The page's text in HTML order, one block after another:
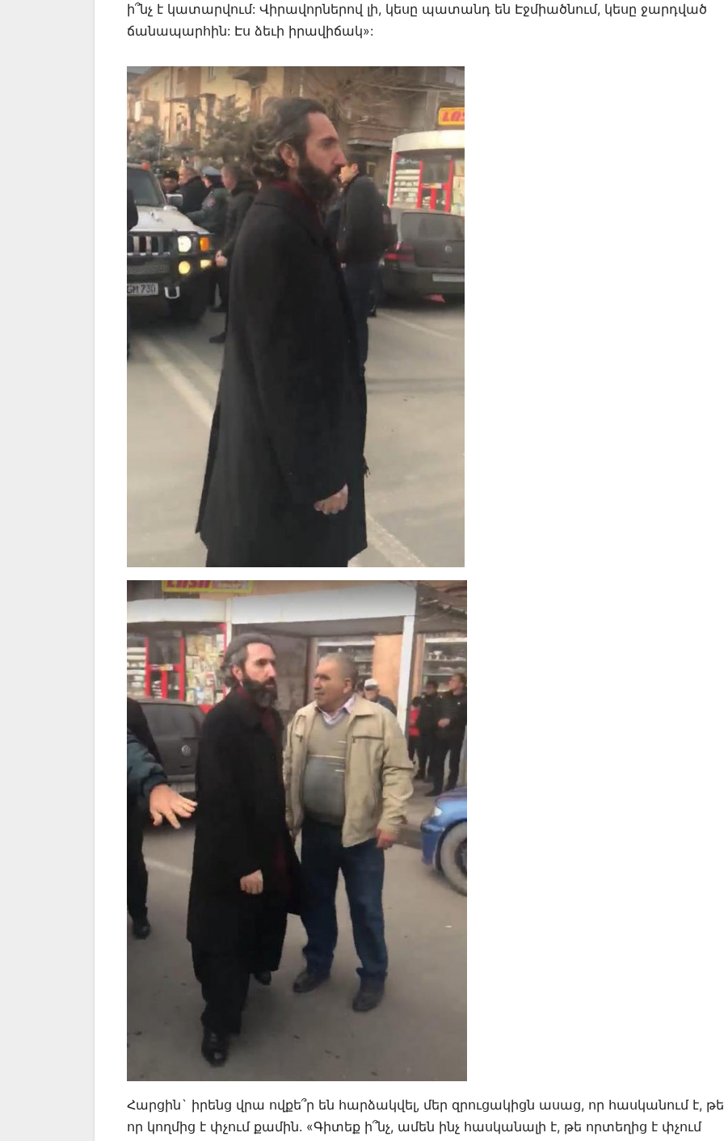
ի՞նչ է կատարվում: Վիրավորներով լի, կեսը պատանդ են Էջմիածնում, կեսը ջարդված
ճանապարհին: Էս ձեւի իրավիճակ»:
Հարցին` իրենց վրա ովքե՞ր են հարձակվել, մեր զրուցակիցն ասաց, որ հասկանում է, թե
որ կողմից է փչում քամին. «Գիտեք ի՞նչ, ամեն ինչ հասկանալի է, թե որտեղից է փչում